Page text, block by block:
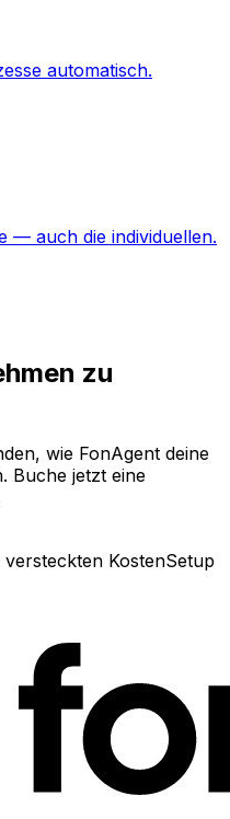
automatisch.
— auch die individuellen.
zu
wie FonAgent deine
Buche jetzt eine
versteckten KostenSetup